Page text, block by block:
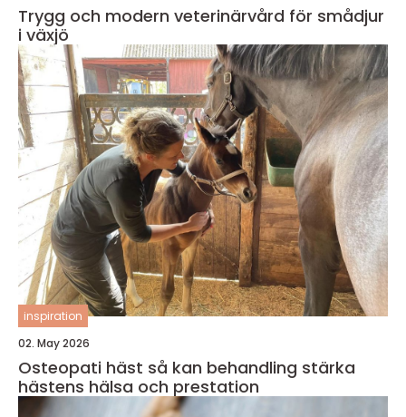
Trygg och modern veterinärvård för smådjur
i växjö
inspiration
02. May 2026
Osteopati häst så kan behandling stärka
hästens hälsa och prestation